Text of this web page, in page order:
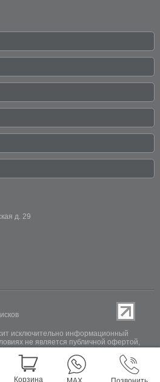
д. 29
исключительно информационный
не является публичной офертой,
Статьи 437 (2) Гражданского кодекса
о наличии шин и дисков на сайте
часа в сутки, но не включает в себя
Корзина